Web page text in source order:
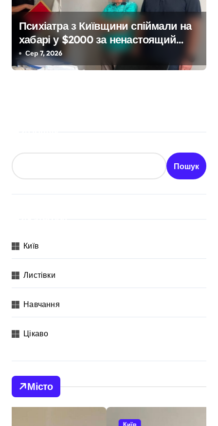
Психіатра з Київщини спіймали на
хабарі у $2000 за ненастоящий
діагноз
Сер 7, 2026
Пошук
Київ
Листівки
Навчання
Цікаво
Місто